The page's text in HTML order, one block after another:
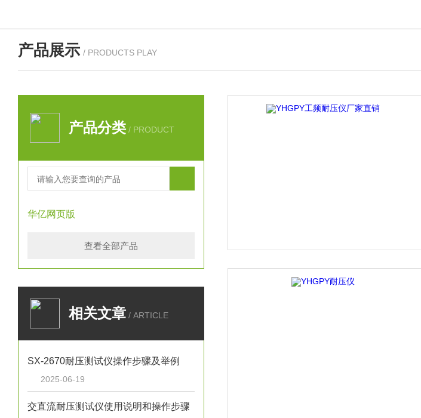
产品展示 / PRODUCTS PLAY
产品分类 / PRODUCT
华亿网页版
查看全部产品
相关文章 / ARTICLE
SX-2670耐压测试仪操作步骤及举例
2025-06-19
交直流耐压测试仪使用说明和操作步骤